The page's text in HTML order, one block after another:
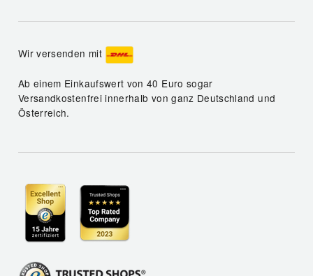
Wir versenden mit
Ab einem Einkaufswert von 40 Euro sogar
Versandkostenfrei innerhalb von ganz Deutschland und
Österreich.